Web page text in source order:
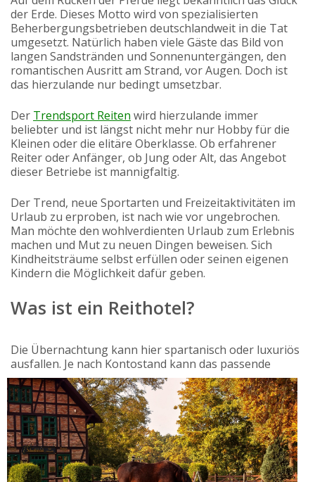
der Erde. Dieses Motto wird von spezialisierten
Beherbergungsbetrieben deutschlandweit in die Tat
umgesetzt. Natürlich haben viele Gäste das Bild von
langen Sandstränden und Sonnenuntergängen, den
romantischen Ausritt am Strand, vor Augen. Doch ist
das hierzulande nur bedingt umsetzbar.
Der Trendsport Reiten wird hierzulande immer
beliebter und ist längst nicht mehr nur Hobby für die
Kleinen oder die elitäre Oberklasse. Ob erfahrener
Reiter oder Anfänger, ob Jung oder Alt, das Angebot
dieser Betriebe ist mannigfaltig.
Der Trend, neue Sportarten und Freizeitaktivitäten im
Urlaub zu erproben, ist nach wie vor ungebrochen.
Man möchte den wohlverdienten Urlaub zum Erlebnis
machen und Mut zu neuen Dingen beweisen. Sich
Kindheitsträume selbst erfüllen oder seinen eigenen
Kindern die Möglichkeit dafür geben.
Was ist ein Reithotel?
Die Übernachtung kann hier spartanisch oder luxuriös
ausfallen. Je nach Kontostand kann das passende